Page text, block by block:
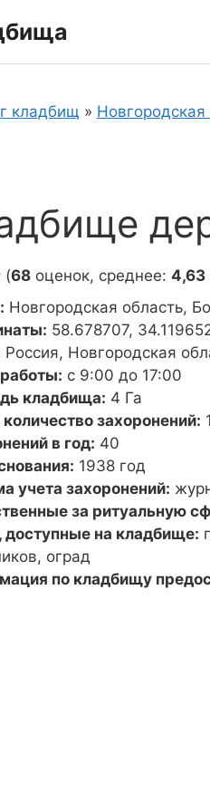
кладбищ » Новгородская
(68 оценок, среднее: 4,63
Новгородская область,
58.678707,
Россия, Новгородская
с 9:00 до 17:00
кладбища: 4 Га
захоронений:
в год: 40
1938 год
учета захоронений:
за ритуальную
доступные на кладбище:
оград
по кладбищу